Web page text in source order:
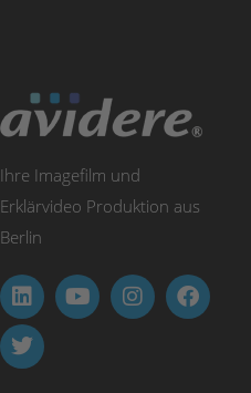
Ihre Imagefilm und
Erklärvideo Produktion aus
Berlin